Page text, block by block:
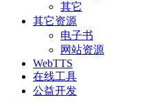
其它
其它资源
电子书
网站资源
WebTTS
在线工具
公益开发